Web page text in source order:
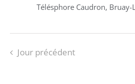
Télésphore Caudron, Bruay-
Jour précédent